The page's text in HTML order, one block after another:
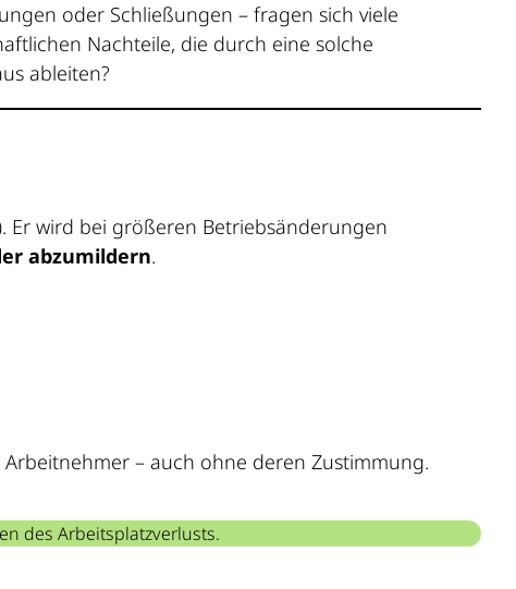
oder Schließungen – fragen sich viele
Nachteile, die durch eine solche
ableiten?
Er wird bei größeren Betriebsänderungen
abzumildern.
– auch ohne deren Zustimmung.
des Arbeitsplatzverlusts.